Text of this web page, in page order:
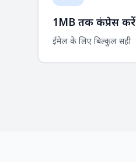
1MB तक कंप्रेस करें
ईमेल के लिए बिल्कुल सही